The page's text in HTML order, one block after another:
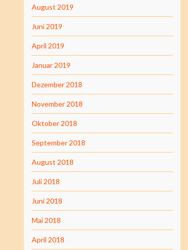
August 2019
Juni 2019
April 2019
Januar 2019
Dezember 2018
November 2018
Oktober 2018
September 2018
August 2018
Juli 2018
Juni 2018
Mai 2018
April 2018